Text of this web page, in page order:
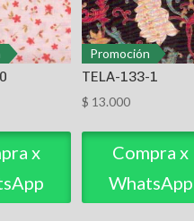
x
Promoción
TELA-133-1
$ 13.000
Compra x
WhatsApp